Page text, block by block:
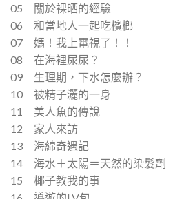
05 關於裸晒的經驗
06 和當地人一起吃檳榔
07 媽！我上電視了！！
08 在海裡尿尿？
09 生理期，下水怎麼辦？
10 被精子灑的一身
11 美人魚的傳說
12 家人來訪
13 海綿奇遇記
14 海水＋太陽＝天然的染髮劑
15 椰子教我的事